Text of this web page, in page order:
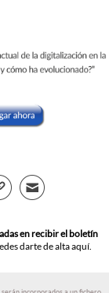
en recibir el boletín
darte de alta aquí.